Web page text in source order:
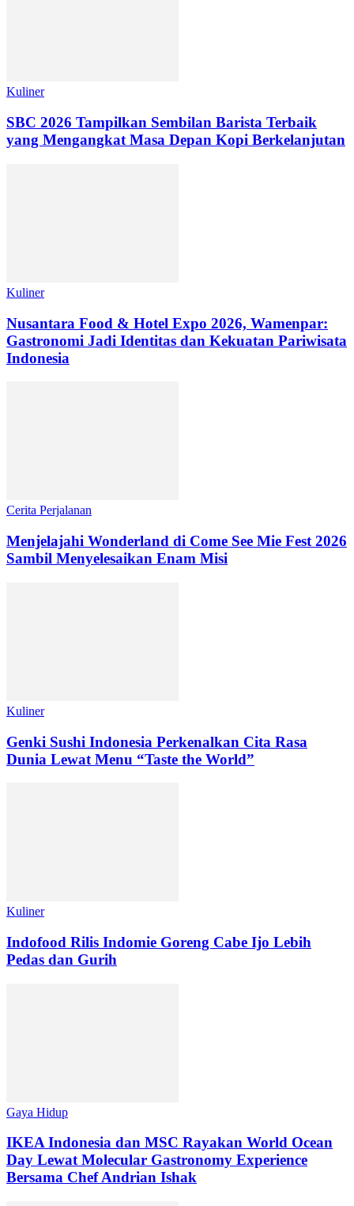
Kuliner
SBC 2026 Tampilkan Sembilan Barista Terbaik
yang Mengangkat Masa Depan Kopi Berkelanjutan
Kuliner
Nusantara Food & Hotel Expo 2026, Wamenpar:
Gastronomi Jadi Identitas dan Kekuatan Pariwisata
Indonesia
Cerita Perjalanan
Menjelajahi Wonderland di Come See Mie Fest 2026
Sambil Menyelesaikan Enam Misi
Kuliner
Genki Sushi Indonesia Perkenalkan Cita Rasa
Dunia Lewat Menu “Taste the World”
Kuliner
Indofood Rilis Indomie Goreng Cabe Ijo Lebih
Pedas dan Gurih
Gaya Hidup
IKEA Indonesia dan MSC Rayakan World Ocean
Day Lewat Molecular Gastronomy Experience
Bersama Chef Andrian Ishak